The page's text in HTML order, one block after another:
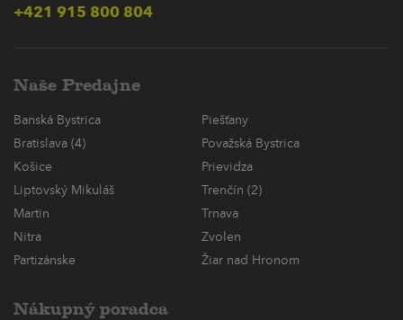
+421 915 800 804
Naše Predajne
Banská Bystrica
Piešťany
Bratislava (4)
Považská Bystrica
Košice
Prievidza
Liptovský Mikuláš
Trenčín (2)
Martin
Trnava
Nitra
Zvolen
Partizánske
Žiar nad Hronom
Nákupný poradca